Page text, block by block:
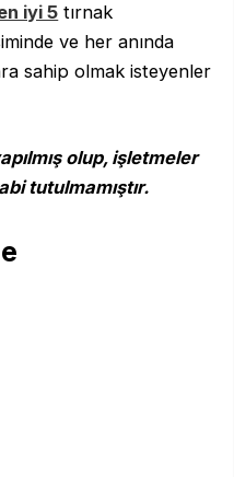
iyi 5 tırnak
ve her anında
sahip olmak isteyenler
olup, işletmeler
tutulmamıştır.